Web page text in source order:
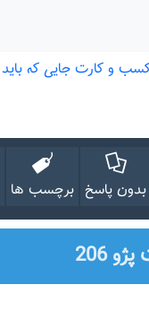
بدون پاسخ برچسب ها
206